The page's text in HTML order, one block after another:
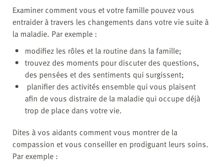
Examiner comment vous et votre famille pouvez vous
entraider à travers les changements dans votre vie suite à
la maladie. Par exemple :
modifiez les rôles et la routine dans la famille;
trouvez des moments pour discuter des questions,
des pensées et des sentiments qui surgissent;
planifier des activités ensemble qui vous plaisent
afin de vous distraire de la maladie qui occupe déjà
trop de place dans votre vie.
Dites à vos aidants comment vous montrer de la
compassion et vous conseiller en prodiguant leurs soins.
Par exemple :